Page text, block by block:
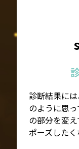
診断結果に
のように思
の部分を変
ポーズした